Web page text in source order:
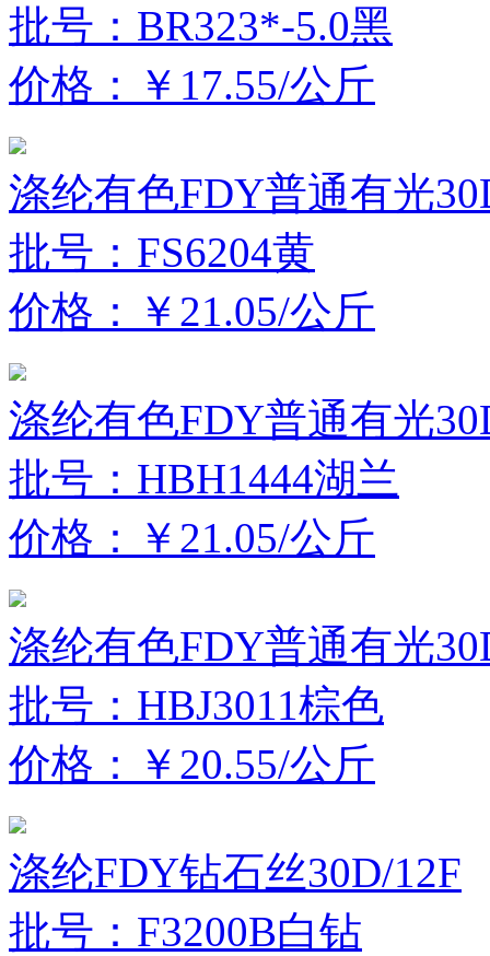
批号：BR323*-5.0黑
价格：￥17.55/公斤
涤纶有色FDY普通有光
批号：FS6204黄
价格：￥21.05/公斤
涤纶有色FDY普通有光
批号：HBH1444湖兰
价格：￥21.05/公斤
涤纶有色FDY普通有光
批号：HBJ3011棕色
价格：￥20.55/公斤
涤纶FDY钻石丝30D/12F
批号：F3200B白钻